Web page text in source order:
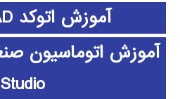
آموزش اتوکد AUTOCAD
Studio